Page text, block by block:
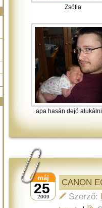
Zsófia
apa hasán dejó
25
máj
2009
CANON
Szerző: